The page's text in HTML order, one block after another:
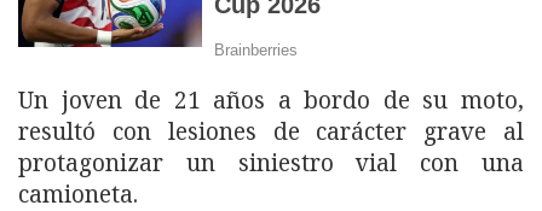
Un joven de 21 años a bordo de su moto,
resultó con lesiones de carácter grave al
protagonizar un siniestro vial con una
camioneta.